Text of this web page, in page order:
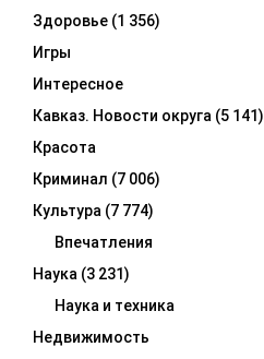
Здоровье (1 356)
Игры
Интересное
Кавказ. Новости округа (5 141)
Красота
Криминал (7 006)
Культура (7 774)
Впечатления
Наука (3 231)
Наука и техника
Недвижимость